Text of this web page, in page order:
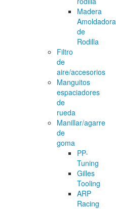
Madera
Amoldadora
de
Rodilla
Filtro
de
aire/accesorios
Manguitos
espaciadores
de
rueda
Manillar/agarre
de
goma
PP-
Tuning
Gilles
Tooling
ARP
Racing